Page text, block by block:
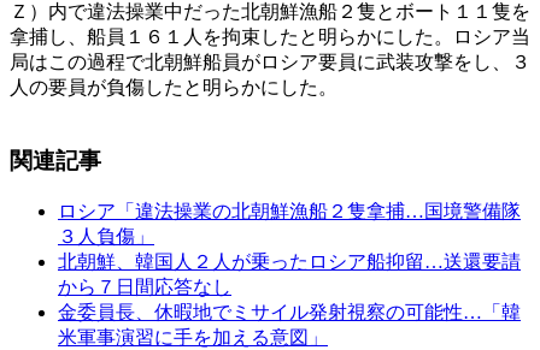
Ｚ）内で違法操業中だった北朝鮮漁船２隻とボート１１隻を
拿捕し、船員１６１人を拘束したと明らかにした。ロシア当
局はこの過程で北朝鮮船員がロシア要員に武装攻撃をし、３
人の要員が負傷したと明らかにした。
関連記事
ロシア「違法操業の北朝鮮漁船２隻拿捕…国境警備隊
３人負傷」
北朝鮮、韓国人２人が乗ったロシア船抑留…送還要請
から７日間応答なし
金委員長、休暇地でミサイル発射視察の可能性…「韓
米軍事演習に手を加える意図」